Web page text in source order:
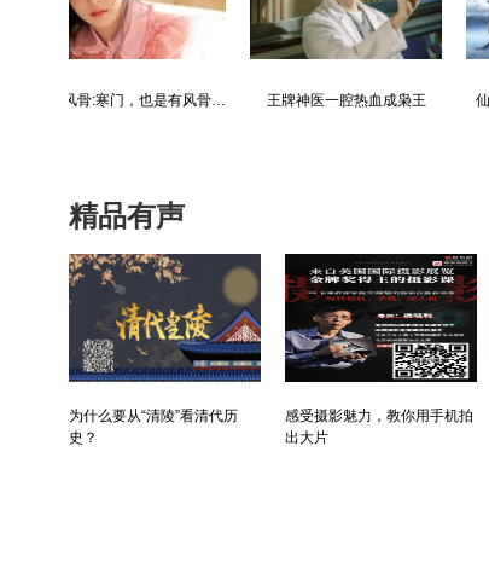
青云直上：创宏图霸业，成人生赢家 最强仙医：一身布艺却无人不识
精品有声
为什么要从“清陵”看清代历
史？
感受摄影魅力，教你用手机拍
出大片